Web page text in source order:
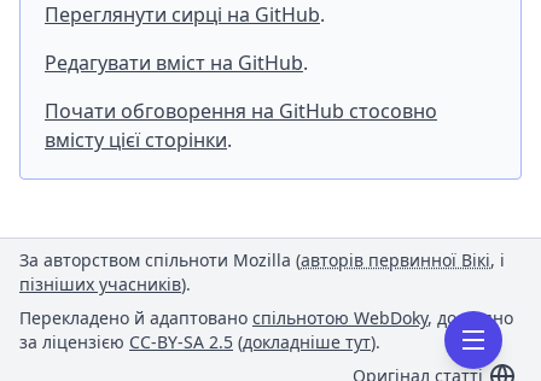
Переглянути сирці на GitHub.
Редагувати вміст на GitHub.
Почати обговорення на GitHub стосовно
вмісту цієї сторінки.
За авторством спільноти Mozilla (авторів первинної Вікі, і
пізніших учасників).
Перекладено й адаптовано спільнотою WebDoky, доступно
за ліцензією CC-BY-SA 2.5 (докладніше тут).
Оригінал статті